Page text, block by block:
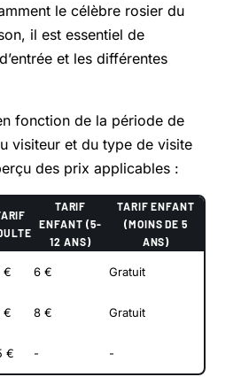
le célèbre rosier du
il est essentiel de
et les différentes
fonction de la période de
visiteur et du type de visite
des prix applicables :
TARIF
ENFANT (5-
12 ANS)
TARIF ENFANT
(MOINS DE 5
ANS)
€ 6 € Gratuit
€ 8 € Gratuit
€ - -